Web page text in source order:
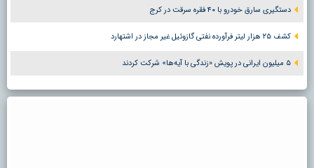
دستگیری سارق خودرو با ۴۰ فقره سرقت در کرج
کشف ۲۵ هزار لیتر فرآورده نفتی گازوئیل غیر مجاز در اشتهارد
۵ میلیون ایرانی در پویش «زندگی با آیه‌ها» شرکت کردند